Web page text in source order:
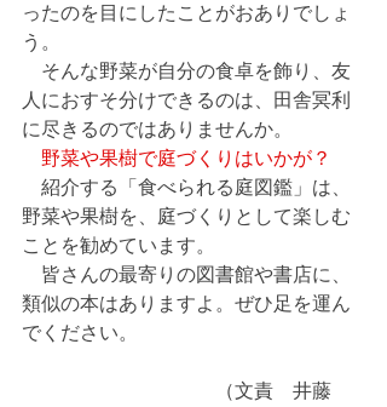
ったのを目にしたことがおありでしょ
う。
そんな野菜が自分の食卓を飾り、友
人におすそ分けできるのは、田舎冥利
に尽きるのではありませんか。
野菜や果樹で庭づくりはいかが？
紹介する「食べられる庭図鑑」は、
野菜や果樹を、庭づくりとして楽しむ
ことを勧めています。
皆さんの最寄りの図書館や書店に、
類似の本はありますよ。ぜひ足を運ん
でください。
（文責　井藤